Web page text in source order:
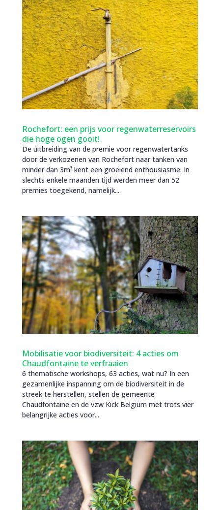
Rochefort: een prijs voor regenwaterreservoirs
die hoge ogen gooit!
De uitbreiding van de premie voor regenwatertanks
door de verkozenen van Rochefort naar tanken van
minder dan 3m³ kent een groeiend enthousiasme. In
slechts enkele maanden tijd werden meer dan 52
premies toegekend, namelijk....
Mobilisatie voor biodiversiteit: 4 acties om
Chaudfontaine te verfraaien
6 thematische workshops, 63 acties, wat nu? In een
gezamenlijke inspanning om de biodiversiteit in de
streek te herstellen, stellen de gemeente
Chaudfontaine en de vzw Kick Belgium met trots vier
belangrijke acties voor...